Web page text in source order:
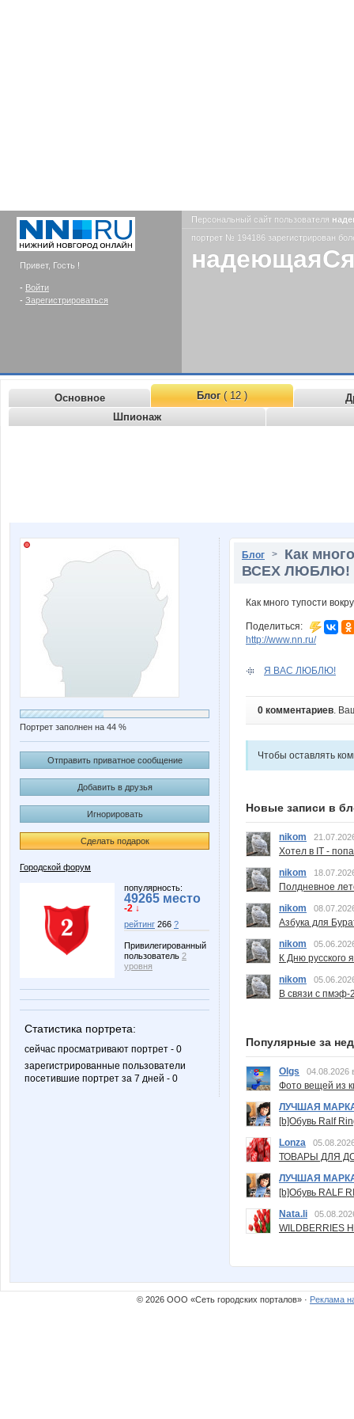
Привет, Гость !
- Войти
- Зарегистрироваться
Персональный сайт пользователя
портрет № 194186 зарегистрирован
Основное Блог( 12 )
Шпионаж
Портрет заполнен на 44 %
Отправить приватное сообщение
Добавить в друзья
Игнорировать
Сделать подарок
Городской форум
популярность:
49265 место
-2 ↓
рейтинг 266 ?
Привилегированный
пользователь 2
уровня
Статистика портрета:
сейчас просматривают портрет - 0
зарегистрированные пользователи
посетившие портрет за 7 дней - 0
Блог > Как
ВСЕХ ЛЮБЛЮ!
Как много тупости
Поделиться:
http://www.nn.ru/
Я ВАС ЛЮБЛЮ!
0 комментариев.
Чтобы оставлять
Новые записи в
nikom
Хотел в IT -
nikom
Полдневное
nikom
Азбука для
nikom
К Дню русского
nikom
В связи с пмэф-
Популярные за
Olgs 04.08.2026
Фото вещей из
ЛУЧШАЯ
[b]Обувь Ralf
Lonza
ТОВАРЫ ДЛЯ
ЛУЧШАЯ
[b]Обувь RALF
Nata.li
© 2026 ООО «Сеть городских порталов» · Реклама